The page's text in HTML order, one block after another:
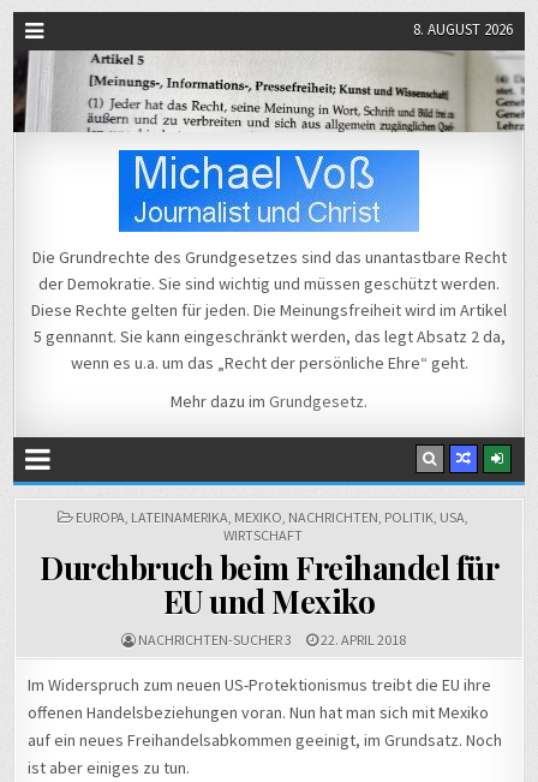
8. AUGUST 2026
Michael Voß
Die Grundrechte des Grundgesetzes sind das unantastbare Recht
der Demokratie. Sie sind wichtig und müssen geschützt werden.
Diese Rechte gelten für jeden. Die Meinungsfreiheit wird im Artikel
5 gennannt. Sie kann eingeschränkt werden, das legt Absatz 2 da,
wenn es u.a. um das „Recht der persönliche Ehre“ geht.
Mehr dazu im Grundgesetz.
POSTED
EUROPA, LATEINAMERIKA, MEXIKO, NACHRICHTEN, POLITIK, USA,
WIRTSCHAFT
Durchbruch beim Freihandel für
EU und Mexiko
NACHRICHTEN-SUCHER 3 22. APRIL 2018
Im Widerspruch zum neuen US-Protektionismus treibt die EU ihre
offenen Handelsbeziehungen voran. Nun hat man sich mit Mexiko
auf ein neues Freihandelsabkommen geeinigt, im Grundsatz. Noch
ist aber einiges zu tun.